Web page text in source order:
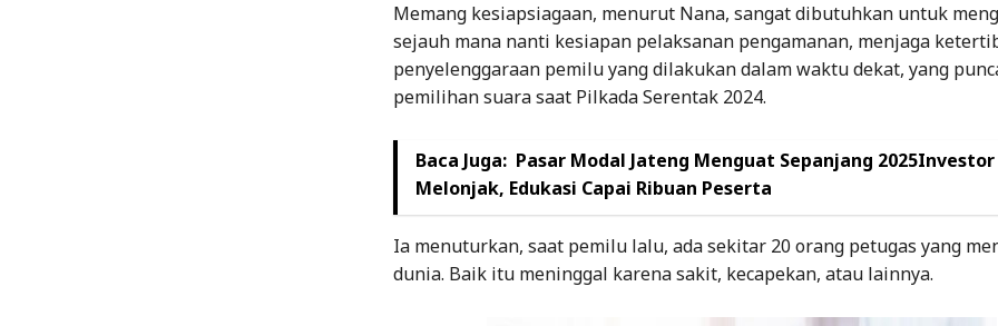
Memang kesiapsiagaan, menurut Nana, sangat dibutuhkan untuk
sejauh mana nanti kesiapan pelaksanan pengamanan, menjaga
penyelenggaraan pemilu yang dilakukan dalam waktu dekat, yang
pemilihan suara saat Pilkada Serentak 2024.
Baca Juga: Pasar Modal Jateng Menguat Sepanjang 2025Investor
Melonjak, Edukasi Capai Ribuan Peserta
Ia menuturkan, saat pemilu lalu, ada sekitar 20 orang petugas yang
dunia. Baik itu meninggal karena sakit, kecapekan, atau lainnya.